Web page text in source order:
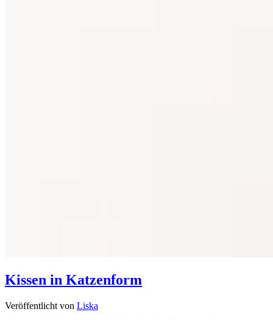
Kissen in Katzenform
Veröffentlicht von Liska